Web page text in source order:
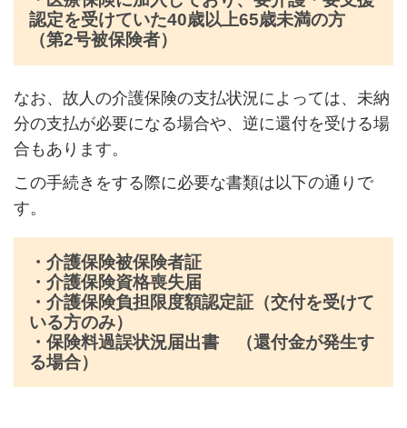
認定を受けていた40歳以上65歳未満の方
（第2号被保険者）
なお、故人の介護保険の支払状況によっては、未納
分の支払が必要になる場合や、逆に還付を受ける場
合もあります。
この手続きをする際に必要な書類は以下の通りで
す。
・介護保険被保険者証
・介護保険資格喪失届
・介護保険負担限度額認定証（交付を受けて
いる方のみ）
・保険料過誤状況届出書 （還付金が発生す
る場合）